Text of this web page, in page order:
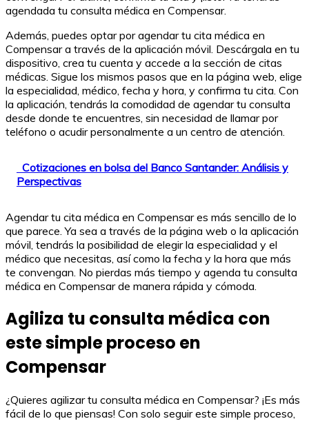
agendada tu consulta médica en Compensar.
Además, puedes optar por agendar tu cita médica en
Compensar a través de la aplicación móvil. Descárgala en tu
dispositivo, crea tu cuenta y accede a la sección de citas
médicas. Sigue los mismos pasos que en la página web, elige
la especialidad, médico, fecha y hora, y confirma tu cita. Con
la aplicación, tendrás la comodidad de agendar tu consulta
desde donde te encuentres, sin necesidad de llamar por
teléfono o acudir personalmente a un centro de atención.
Cotizaciones en bolsa del Banco Santander: Análisis y
Perspectivas
Agendar tu cita médica en Compensar es más sencillo de lo
que parece. Ya sea a través de la página web o la aplicación
móvil, tendrás la posibilidad de elegir la especialidad y el
médico que necesitas, así como la fecha y la hora que más
te convengan. No pierdas más tiempo y agenda tu consulta
médica en Compensar de manera rápida y cómoda.
Agiliza tu consulta médica con
este simple proceso en
Compensar
¿Quieres agilizar tu consulta médica en Compensar? ¡Es más
fácil de lo que piensas! Con solo seguir este simple proceso,